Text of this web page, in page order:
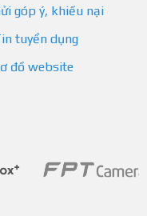
góp ý, khiếu nại
tuyển dụng
đồ website